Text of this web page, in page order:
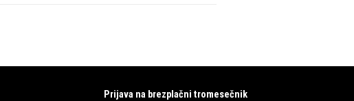
Prijava na brezplačni tromesečnik